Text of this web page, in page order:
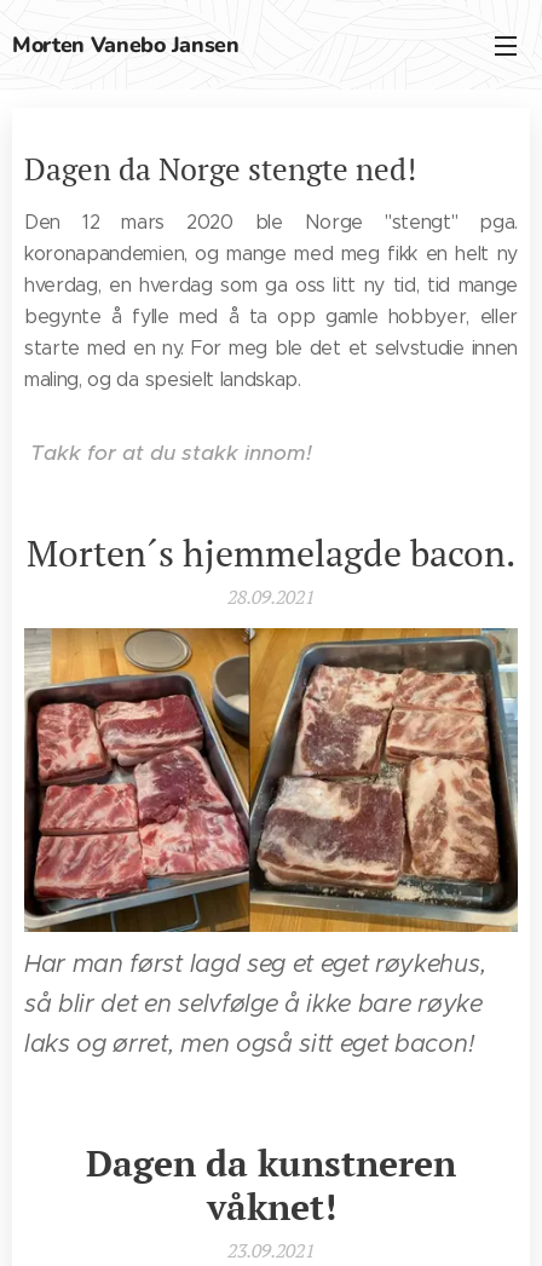
Morten Vanebo Jansen
Dagen da Norge stengte ned!
Den 12 mars 2020 ble Norge "stengt" pga.
koronapandemien, og mange med meg fikk en helt ny
hverdag, en hverdag som ga oss litt ny tid, tid mange
begynte å fylle med å ta opp gamle hobbyer, eller
starte med en ny. For meg ble det et selvstudie innen
maling, og da spesielt landskap.
Takk for at du stakk innom!
Morten´s hjemmelagde bacon.
28.09.2021
Har man først lagd seg et eget røykehus,
så blir det en selvfølge å ikke bare røyke
laks og ørret, men også sitt eget bacon!
Dagen da kunstneren
våknet!
23.09.2021